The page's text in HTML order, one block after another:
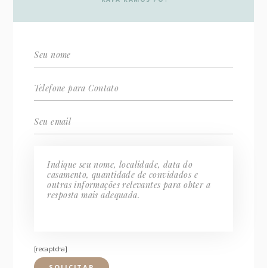
[recaptcha]